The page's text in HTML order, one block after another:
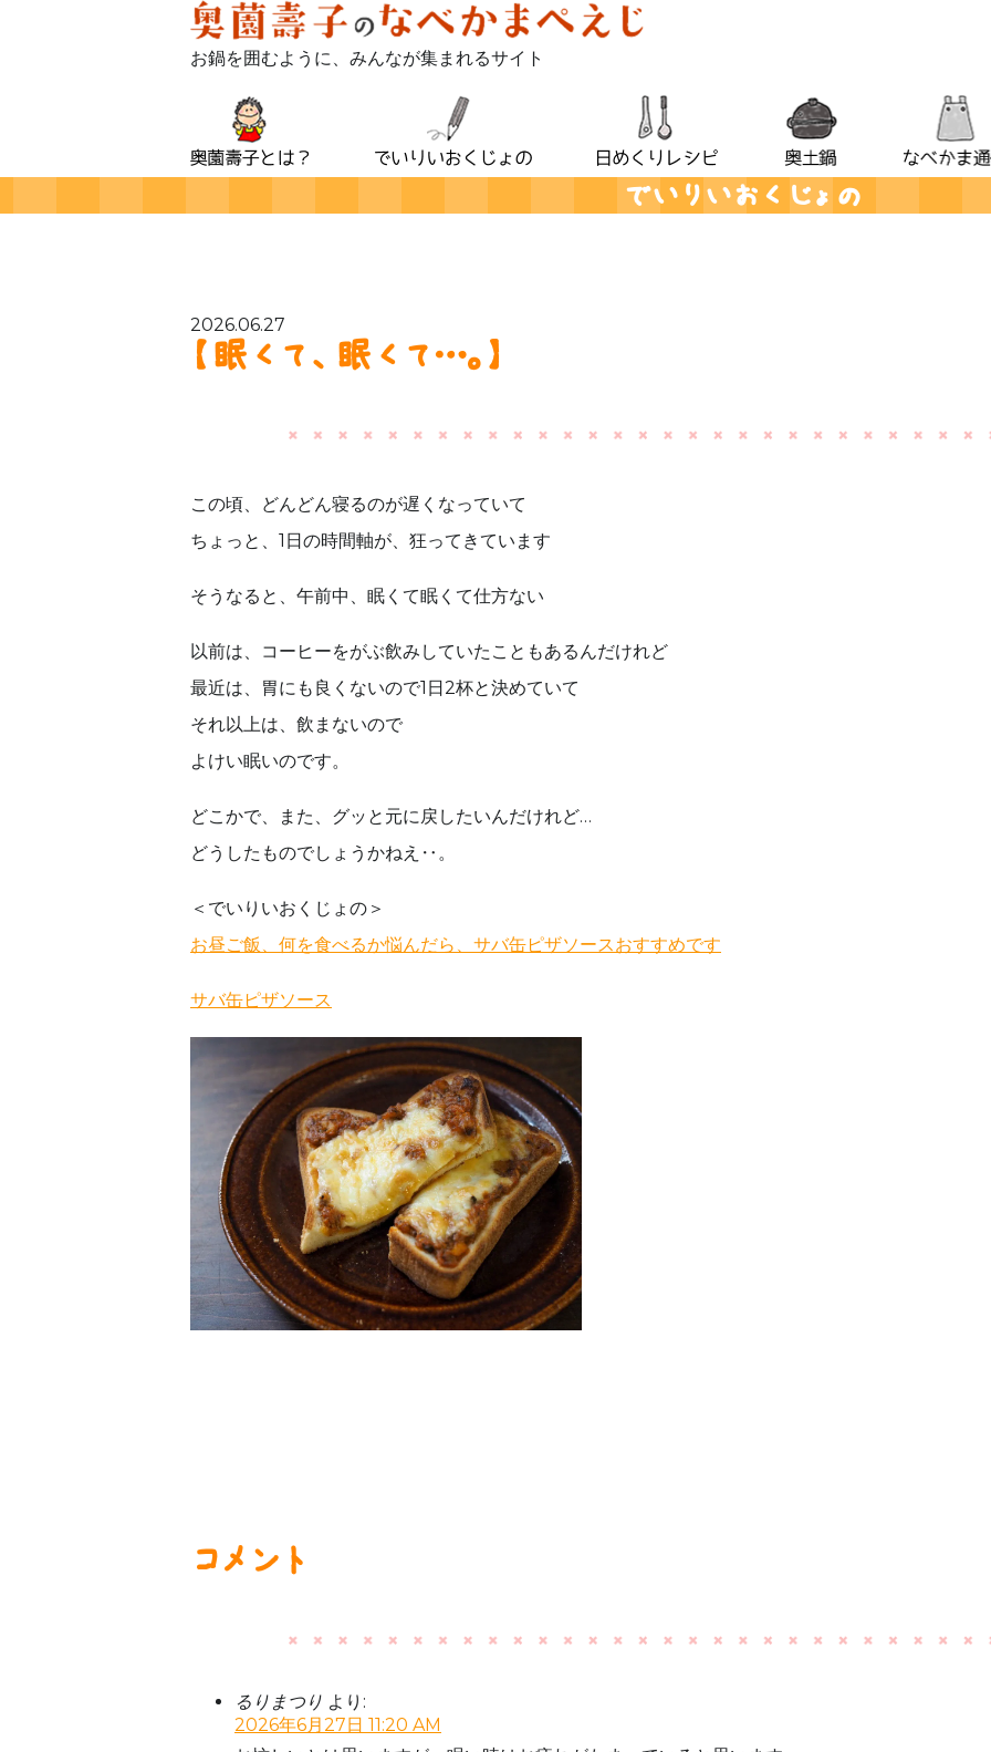
お鍋を囲むように、みんなが集まれるサイト
でいりいおくじょの
2026.06.27
【眠くて、眠くて…。】
この頃、どんどん寝るのが遅くなっていて
ちょっと、1日の時間軸が、狂ってきています
そうなると、午前中、眠くて眠くて仕方ない
以前は、コーヒーをがぶ飲みしていたこともあるんだけれど
最近は、胃にも良くないので1日2杯と決めていて
それ以上は、飲まないので
よけい眠いのです。
どこかで、また、グッと元に戻したいんだけれど…
どうしたものでしょうかねえ‥。
＜でいりいおくじょの＞
お昼ご飯、何を食べるか悩んだら、サバ缶ピザソースおすすめです
サバ缶ピザソース
コメント
るりまつり より:
2026年6月27日 11:20 AM